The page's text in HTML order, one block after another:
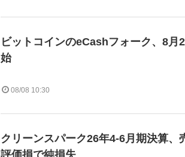
ビットコインのeCashフォーク、8月
始
08/08 10:30
クリーンスパーク26年4-6月期決算